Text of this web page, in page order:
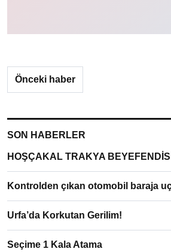
Önceki haber
SON HABERLER
HOŞÇAKAL TRAKYA
Kontrolden çıkan otomobil baraja
Urfa’da Korkutan Gerilim!
Seçime 1 Kala Atama